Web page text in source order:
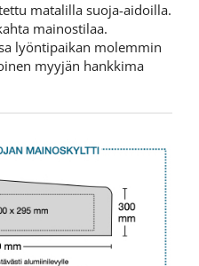
matalilla suoja-aidoilla.
mainostilaa.
lyöntipaikan molemmin
myyjän hankkima